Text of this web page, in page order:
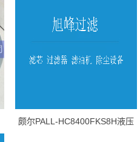
颇尔PALL-HC8400FKS8H液压